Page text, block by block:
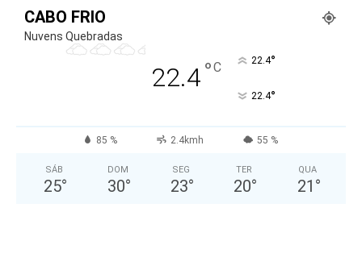
CABO FRIO
Nuvens Quebradas
22.4°C 22.4°
22.4°
85 % 2.4kmh 55 %
SÁB
25°
DOM
30°
SEG
23°
TER
20°
QUA
21 °